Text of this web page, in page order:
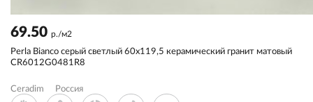
69.50 р./м2
Perla Bianco серый светлый 60x119,5 керамический гранит матовый
CR6012G0481R8
Ceradim Россия